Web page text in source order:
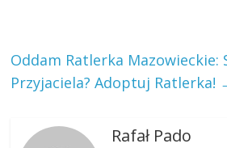
Oddam Ratlerka Mazowieckie:
Przyjaciela? Adoptuj Ratlerka!
Rafał Pado